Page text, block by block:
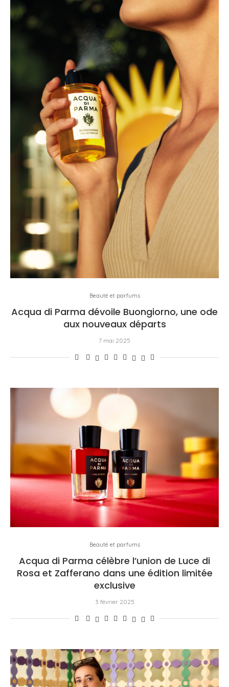
Beauté et parfums
Acqua di Parma dévoile Buongiorno, une ode
aux nouveaux départs
7 mai 2025
Beauté et parfums
Acqua di Parma célèbre l’union de Luce di
Rosa et Zafferano dans une édition limitée
exclusive
3 février 2025